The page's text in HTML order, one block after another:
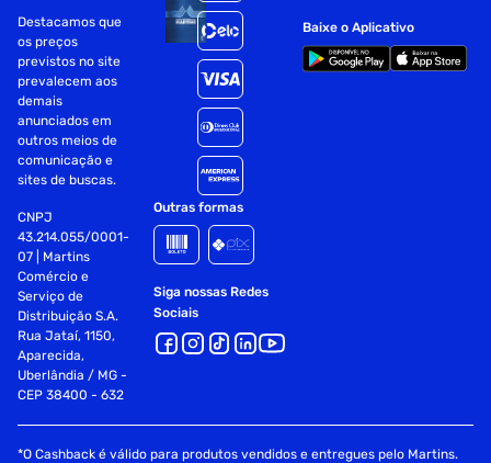
Destacamos que
os preços
previstos no site
prevalecem aos
demais
anunciados em
outros meios de
comunicação e
sites de buscas.
CNPJ
43.214.055/0001-
07 | Martins
Comércio e
Serviço de
Distribuição S.A.
Rua Jataí, 1150,
Aparecida,
Uberlândia / MG -
CEP 38400 - 632
Outras formas
Siga nossas Redes
Sociais
Baixe o Aplicativo
*O Cashback é válido para produtos vendidos e entregues pelo Martins.